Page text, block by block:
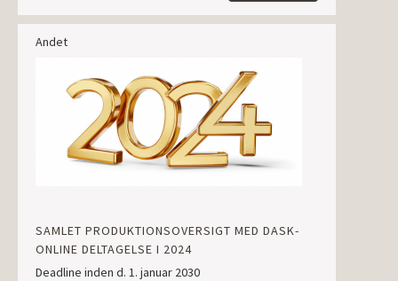
Andet
SAMLET PRODUKTIONSOVERSIGT MED DASK-
ONLINE DELTAGELSE I 2024
Deadline inden d. 1. januar 2030